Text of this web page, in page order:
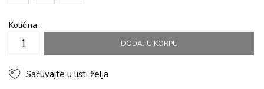
Količina:
DODAJ U KORPU
Sačuvajte u listi želja